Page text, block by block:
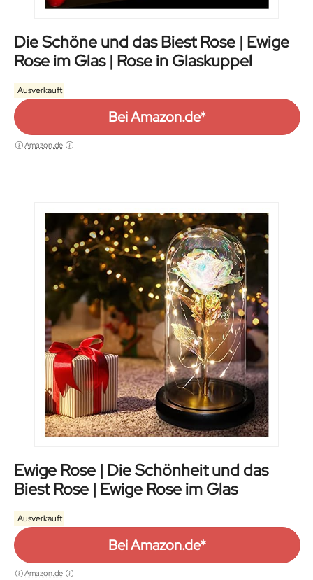
Die Schöne und das Biest Rose | Ewige
Rose im Glas | Rose in Glaskuppel
Ausverkauft
Bei Amazon.de*
Amazon.de
Ewige Rose | Die Schönheit und das
Biest Rose | Ewige Rose im Glas
Ausverkauft
Bei Amazon.de*
Amazon.de